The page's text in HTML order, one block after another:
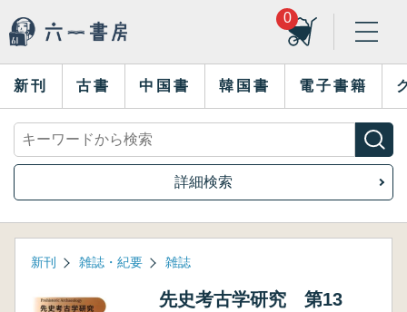
0
新刊 古書 中国書 韓国書 電子書籍
詳細検索
新刊 雑誌・紀要 雑誌
先史考古学研究 第13